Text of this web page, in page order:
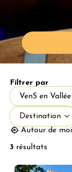
Autour de moi
Filtrer par
Type d'événement
VenS en
Destination
Destination
3 résultats